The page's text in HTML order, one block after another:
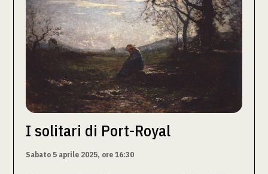
I solitari di Port-Royal
Sabato 5 aprile 2025, ore 16:30